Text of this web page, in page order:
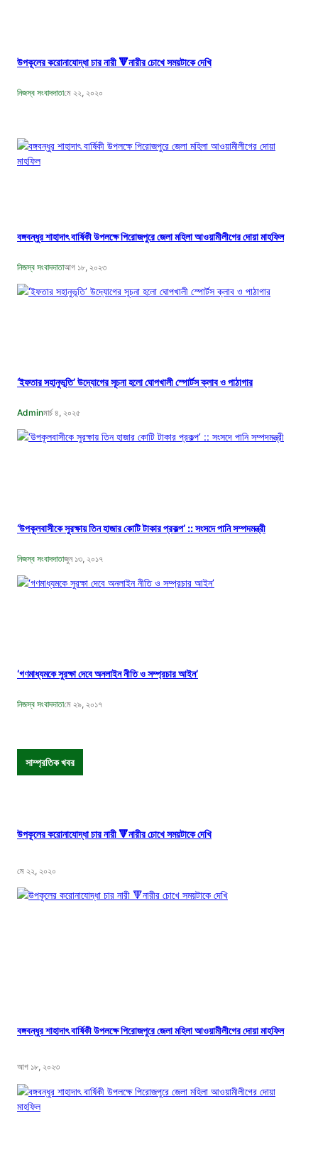
উপকূলের করোনাযোদ্ধা চার নারী 🔻নারীর চোখে সময়টাকে দেখি
নিজস্ব সংবাদদাতামে ২২, ২০২০
বঙ্গবন্ধুর শাহাদাৎ বার্ষিকী উপলক্ষে পিরোজপুরে জেলা মহিলা আওয়ামীলীগের দোয়া মাহফিল
নিজস্ব সংবাদদাতাআগ ১৮, ২০২৩
‘ইফতার সহানুভূতি’ উদ্যোগের সূচনা হলো ঘোপখালী স্পোর্টস ক্লাব ও পাঠাগার
Adminমার্চ ৪, ২০২৫
‘উপকূলবাসীকে সুরক্ষায় তিন হাজার কোটি টাকার প্রকল্প’ :: সংসদে পানি সম্পদমন্ত্রী
নিজস্ব সংবাদদাতাজুন ১৩, ২০১৭
‘গণমাধ্যমকে সুরক্ষা দেবে অনলাইন নীতি ও সম্প্রচার আইন’
নিজস্ব সংবাদদাতামে ২৯, ২০১৭
সাম্প্রতিক খবর
উপকূলের করোনাযোদ্ধা চার নারী 🔻নারীর চোখে সময়টাকে দেখি
মে ২২, ২০২০
বঙ্গবন্ধুর শাহাদাৎ বার্ষিকী উপলক্ষে পিরোজপুরে জেলা মহিলা আওয়ামীলীগের দোয়া মাহফিল
আগ ১৮, ২০২৩